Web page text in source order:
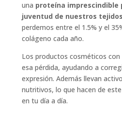
una proteína imprescindible
juventud de nuestros tejidos
perdemos entre el 1.5% y el
colágeno cada año.
Los productos cosméticos
esa pérdida, ayudando a
expresión. Además llevan
nutritivos, lo que hacen de
en tu día a día.